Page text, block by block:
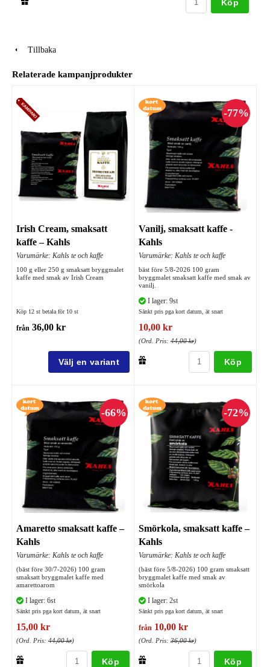
Köp
Tillbaka
Relaterade kampanjprodukter
Irish Cream, smaksatt
kaffe – Kahls
Varumärke: Kahls te och kaffe
100 g eller 250 g smaksatt bryggmalet
kaffe med smak av Irish Cream
Köp 12 st betala för 10 st
från 36,00 kr
Vanilj, smaksatt kaffe -
Kahls
Varumärke: Kahls te och kaffe
bäst före 5/8-2026 100 gram
bryggmalet smaksatt kaffe med smak av
vanilj.
I lager: 9st
Sänkt pris pga kort datum, ät snart
10,00 kr
(Ord. Pris: 44,00 kr)
Köp
Amaretto smaksatt kaffe –
Kahls
Varumärke: Kahls te och kaffe
(bäst före 30/7-2026) 100 gram
smaksatt bryggmalet kaffe med
amarettoarom
I lager: 6st
Sänkt pris pga kort datum, ät snart
15,00 kr
(Ord. Pris: 44,00 kr)
Köp
Smörkola, smaksatt kaffe –
Kahls
Varumärke: Kahls te och kaffe
(bäst före 5/8-2026) 100 gram smaksatt
bryggmalet kaffe med smak av
smörkola
I lager: 2st
Sänkt pris pga kort datum, ät snart
från 10,00 kr
(Ord. Pris: 36,00 kr)
Köp